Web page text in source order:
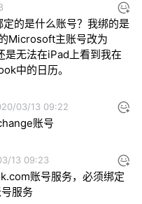
的是什么账号？我绑的是
Microsoft主账号改为
无法在iPad上看到我在
中的日历。
03/13 09:22
账号
13 09:23
账号服务，必须绑定
服务